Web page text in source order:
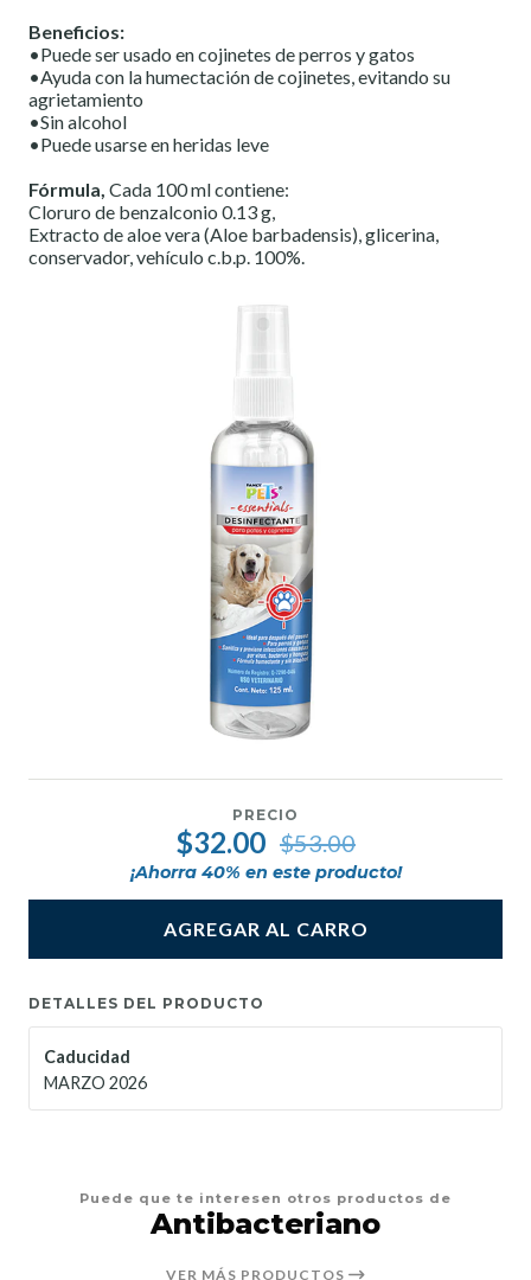
Beneficios:
•Puede ser usado en cojinetes de perros y gatos
•Ayuda con la humectación de cojinetes, evitando su
agrietamiento
•Sin alcohol
•Puede usarse en heridas leve
Fórmula, Cada 100 ml contiene:
Cloruro de benzalconio 0.13 g,
Extracto de aloe vera (Aloe barbadensis), glicerina,
conservador, vehículo c.b.p. 100%.
PRECIO
$32.00 $53.00
¡Ahorra 40% en este producto!
AGREGAR AL CARRO
DETALLES DEL PRODUCTO
Caducidad
MARZO 2026
Puede que te interesen otros productos de
Antibacteriano
VER MÁS PRODUCTOS